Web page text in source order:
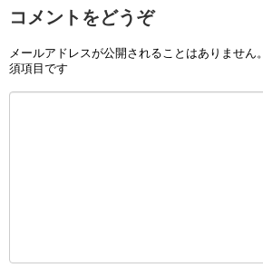
コメントをどうぞ
メールアドレスが公開されることはありません。
須項目です